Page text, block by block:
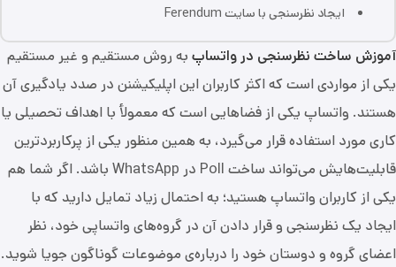
ایجاد نظرسنجی با سایت Ferendum
آموزش ساخت نظرسنجی در واتساپ به روش مستقیم و غیر مستقیم
یکی از مواردی است که اکثر کاربران این اپلیکیشنن در صدد یادگیری آن
هستند. واتساپ یکی از فضاهایی است که معمولأ با اهداف تحصیلی یا
کاری مورد استفاده قرار می‌گیرد، به همین منظور یکی از پرکاربردترین
قابلیت‌هایش می‌تواند ساخت Poll در WhatsApp باشد. اگر شما هم
یکی از کاربران واتساپ هستید؛ به احتمال زیاد تمایل دارید که با
ایجاد یک نظرسنجی و قرار دادن آن در گروه‌های واتساپی خود، نظر
اعضای گروه و دوستان خود را درباره‌ی موضوعات گوناگون جویا شوید.